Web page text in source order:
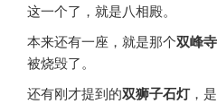
这一个了，就是八相殿。
本来还有一座，就是那个双峰寺
被烧毁了。
还有刚才提到的双狮子石灯，